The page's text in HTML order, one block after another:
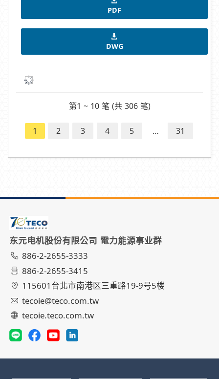
PDF
DWG
第1 ~ 10 笔 (共 306 笔)
1 2 3 4 5 … 31
东元电机股份有限公司 電力能源事业群
886-2-2655-3333
886-2-2655-3415
115601台北市南港区三重路19-9号5楼
tecoie@teco.com.tw
tecoie.teco.com.tw